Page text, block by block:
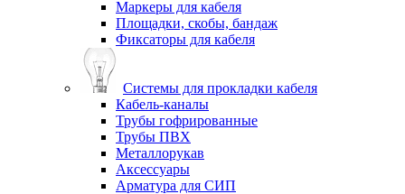
Маркеры для кабеля
Площадки, скобы, бандаж
Фиксаторы для кабеля
Системы для прокладки кабеля
Кабель-каналы
Трубы гофрированные
Трубы ПВХ
Металлорукав
Аксессуары
Арматура для СИП